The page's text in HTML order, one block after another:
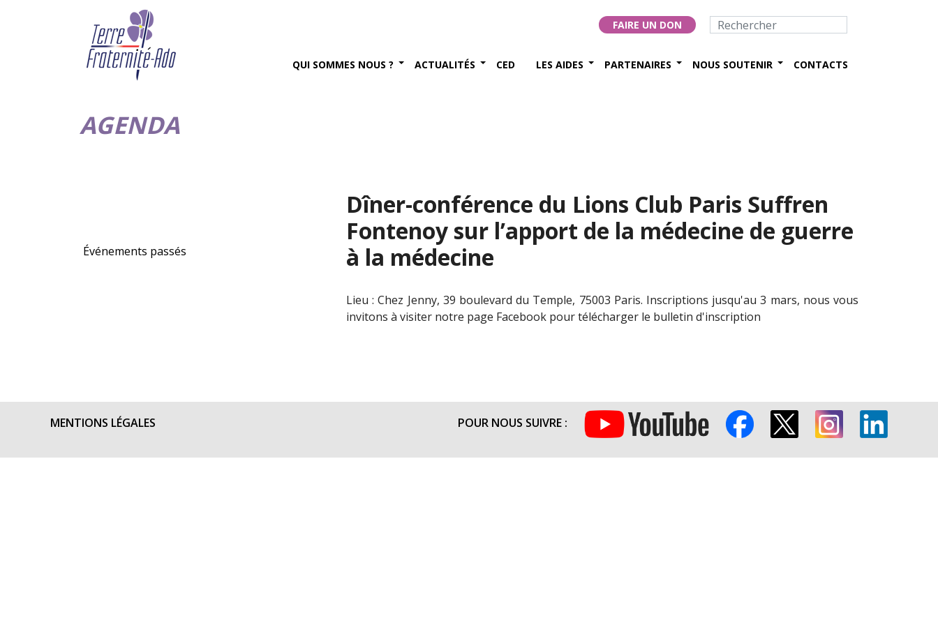
FAIRE UN DON
QUI SOMMES NOUS ? ACTUALITÉS CED LES AIDES PARTENAIRES NOUS SOUTENIR CONTACTS
AGENDA
Événements passés
Dîner-conférence du Lions Club Paris Suffren
Fontenoy sur l’apport de la médecine de guerre
à la médecine
Lieu : Chez Jenny, 39 boulevard du Temple, 75003 Paris. Inscriptions jusqu'au 3 mars, nous vous
invitons à visiter notre page Facebook pour télécharger le bulletin d'inscription
MENTIONS LÉGALES POUR NOUS SUIVRE :